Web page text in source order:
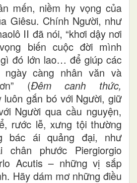
mến, niềm hy vọng của
Giêsu. Chính Người, như
II đã nói, “khơi dậy nơi
biến cuộc đời mình
đó lớn lao… để giúp các
càng nhân văn và
(Đêm canh thức,
luôn gắn bó với Người, giữ
Người qua cầu nguyện,
rước lễ, xưng tội thường
bác ái quảng đại, như
chân phước Piergiorgio
Acutis – những vị sắp
Hãy dám mơ những điều